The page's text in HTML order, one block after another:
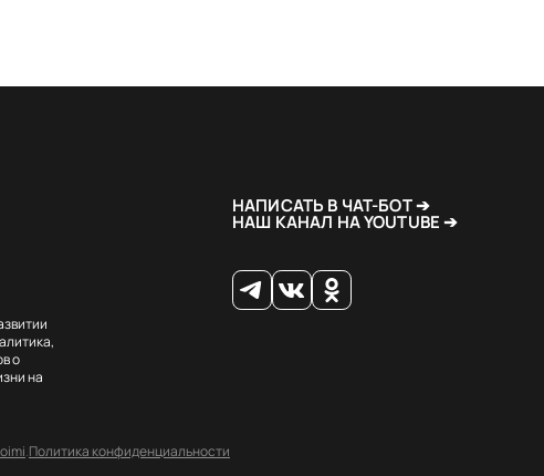
о
на
НАПИСАТЬ В ЧАТ-БОТ ➔
НАШ КАНАЛ НА YOUTUBE ➔
.Политика конфиденциальности